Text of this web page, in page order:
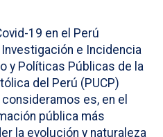
19 en el Perú
e Incidencia
y Políticas Públicas de la
del Perú (PUCP)
es, en el
pública más
la evolución y naturaleza